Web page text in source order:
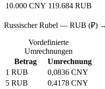
10.000 CNY 119.684 RUB
Russischer Rubel — RUB (₽)
Vordefinierte
Umrechnungen
Betrag
Umrechnung
1 RUB
0,0836 CNY
5 RUB
0,4178 CNY